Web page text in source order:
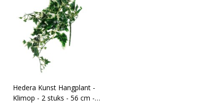
Hedera Kunst Hangplant -
Klimop - 2 stuks - 56 cm -